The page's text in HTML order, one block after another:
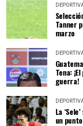
Tanner
marzo
Tena:
guerra!
La
un